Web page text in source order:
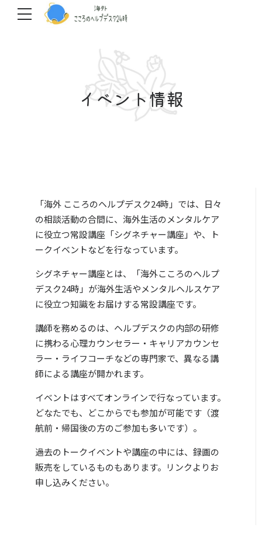
イベント情報
「海外 こころのヘルプデスク24時」では、日々
の相談活動の合間に、海外生活のメンタルケア
に役立つ常設講座「シグネチャー講座」や、ト
ークイベントなどを行なっています。
シグネチャー講座とは、「海外こころのヘルプ
デスク24時」が海外生活やメンタルヘルスケア
に役立つ知識をお届けする常設講座です。
講師を務めるのは、ヘルプデスクの内部の研修
に携わる心理カウンセラー・キャリアカウンセ
ラー・ライフコーチなどの専門家で、異なる講
師による講座が開かれます。
イベントはすべてオンラインで行なっています。
どなたでも、どこからでも参加が可能です（渡
航前・帰国後の方のご参加も多いです）。
過去のトークイベントや講座の中には、録画の
販売をしているものもあります。リンクよりお
申し込みください。